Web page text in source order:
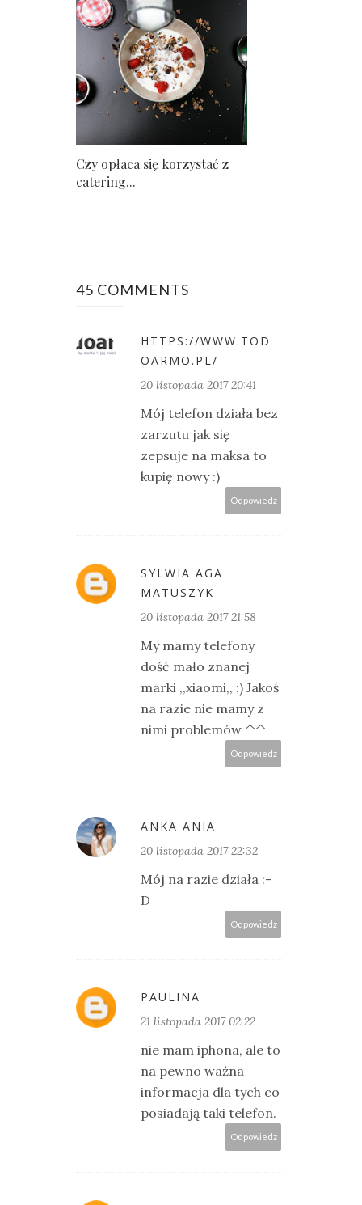
Czy opłaca się korzystać z
catering...
45 COMMENTS
HTTPS://WWW.TOD
OARMO.PL/
20 listopada 2017 20:41
Mój telefon działa bez
zarzutu jak się
zepsuje na maksa to
kupię nowy :)
Odpowiedz
SYLWIA AGA
MATUSZYK
20 listopada 2017 21:58
My mamy telefony
dość mało znanej
marki ,,xiaomi,, :) Jakoś
na razie nie mamy z
nimi problemów ^^
Odpowiedz
ANKA ANIA
20 listopada 2017 22:32
Mój na razie działa :-
D
Odpowiedz
PAULINA
21 listopada 2017 02:22
nie mam iphona, ale to
na pewno ważna
informacja dla tych co
posiadają taki telefon.
Odpowiedz